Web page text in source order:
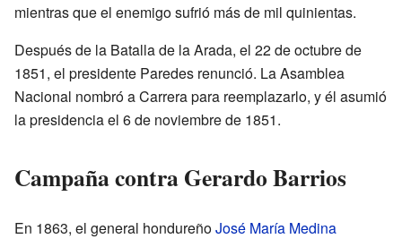
mientras que el enemigo sufrió más de mil quinientas.
Después de la Batalla de la Arada, el 22 de octubre de
1851, el presidente Paredes renunció. La Asamblea
Nacional nombró a Carrera para reemplazarlo, y él asumió
la presidencia el 6 de noviembre de 1851.
Campaña contra Gerardo Barrios
En 1863, el general hondureñoJosé María Medina